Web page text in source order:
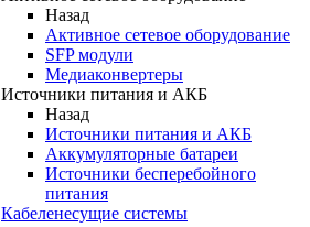
Назад
Активное сетевое оборудование
SFP модули
Медиаконвертеры
Источники питания и АКБ
Назад
Источники питания и АКБ
Аккумуляторные батареи
Источники бесперебойного
питания
Кабеленесущие системы